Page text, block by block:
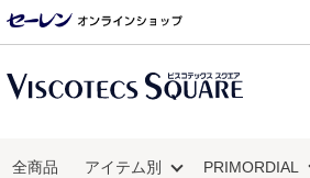
全商品 アイテム別 PRIMORDIAL